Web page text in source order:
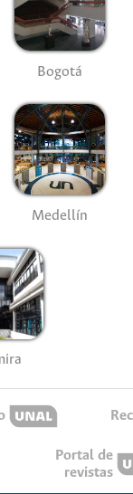
Bogotá
Medellín
Portal de
revistas